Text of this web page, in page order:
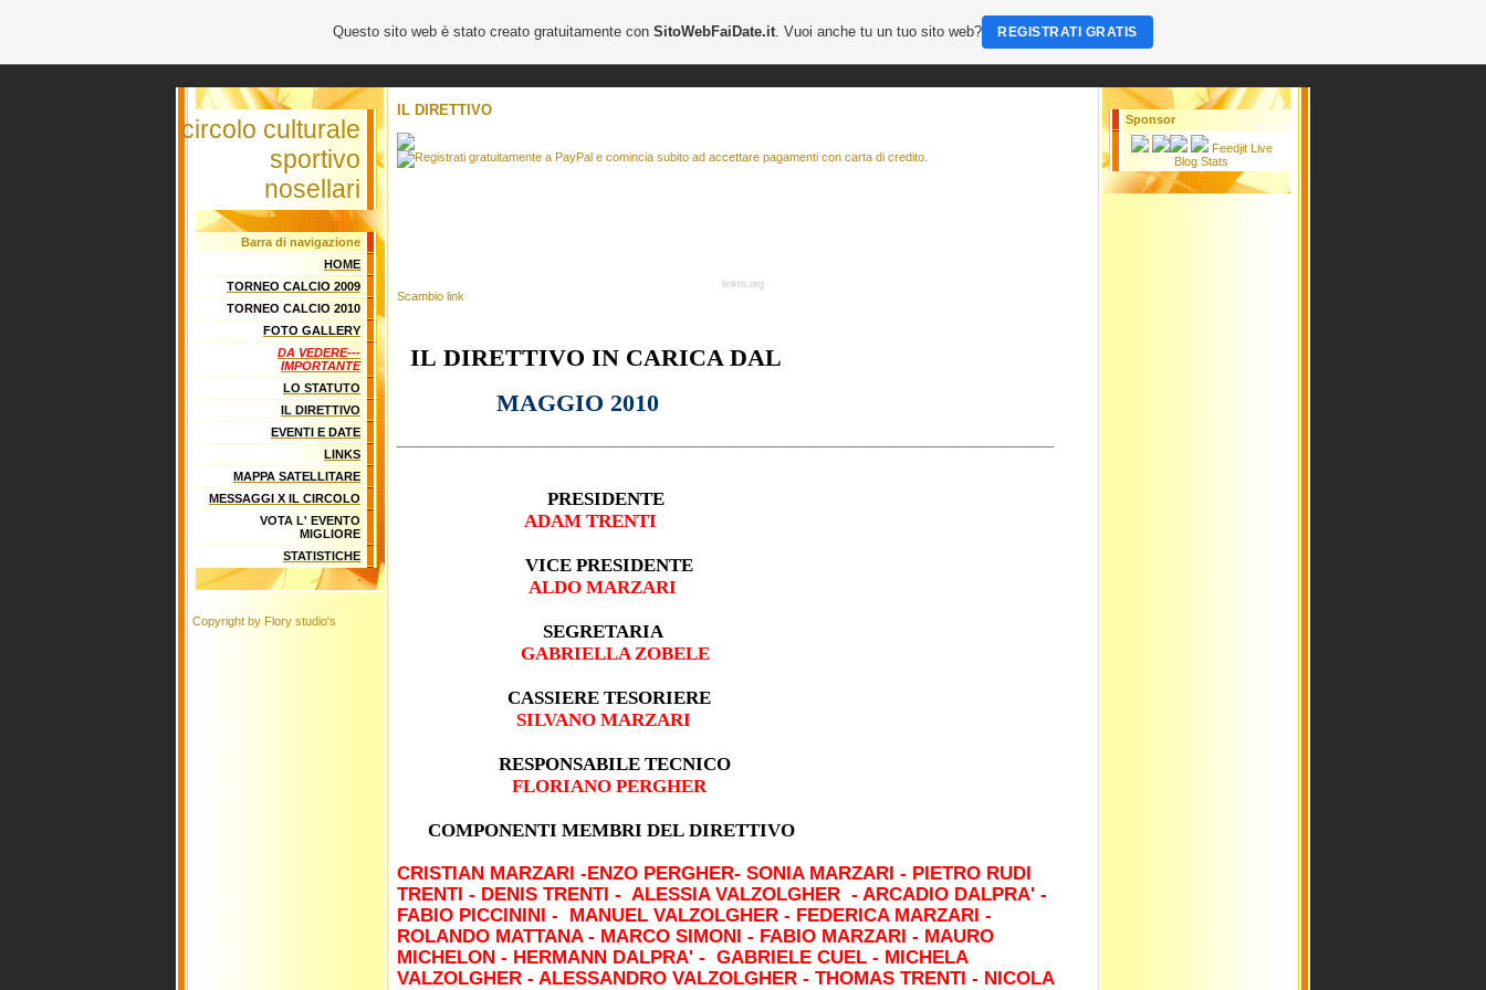
circolo culturale
sportivo
nosellari
Barra di navigazione
HOME
TORNEO CALCIO 2009
TORNEO CALCIO 2010
FOTO GALLERY
DA VEDERE---
IMPORTANTE
LO STATUTO
IL DIRETTIVO
EVENTI E DATE
LINKS
MAPPA SATELLITARE
MESSAGGI X IL CIRCOLO
VOTA L' EVENTO
MIGLIORE
STATISTICHE
Copyright by Flory studio's
IL DIRETTIVO
linkto.org
Scambio link
IL DIRETTIVO IN CARICA DAL
MAGGIO 2010
PRESIDENTE
ADAM TRENTI
VICE PRESIDENTE
ALDO MARZARI
SEGRETARIA
GABRIELLA ZOBELE
CASSIERE TESORIERE
SILVANO MARZARI
RESPONSABILE TECNICO
FLORIANO PERGHER
COMPONENTI MEMBRI DEL DIRETTIVO
CRISTIAN MARZARI -ENZO PERGHER- SONIA MARZARI - PIETRO RUDI
TRENTI - DENIS TRENTI - ALESSIA VALZOLGHER - ARCADIO DALPRA' -
FABIO PICCININI - MANUEL VALZOLGHER - FEDERICA MARZARI -
ROLANDO MATTANA - MARCO SIMONI - FABIO MARZARI - MAURO
MICHELON - HERMANN DALPRA' - GABRIELE CUEL - MICHELA
VALZOLGHER - ALESSANDRO VALZOLGHER - THOMAS TRENTI - NICOLA
Sponsor
Feedjit Live
Blog Stats
Questo sito web è stato creato gratuitamente conSitoWebFaiDate.it. Vuoi anche tu un tuo sito web? REGISTRATI GRATIS